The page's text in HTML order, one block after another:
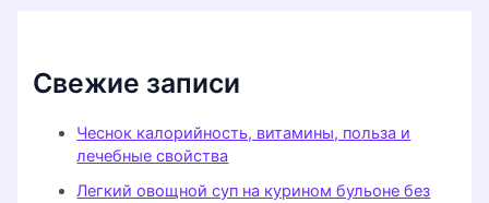
Свежие записи
Чеснок калорийность, витамины, польза и
лечебные свойства
Легкий овощной суп на курином бульоне без